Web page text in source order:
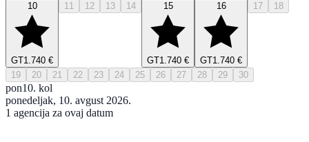
10
GT1.740 €
11 12 13 14 15
GT1.740 €
16
GT1.740 €
17 18
19 20 21 22 23 24 25 26 27 28 29 30
pon10. kol
ponedeljak, 10. avgust 2026.
1 agencija za ovaj datum